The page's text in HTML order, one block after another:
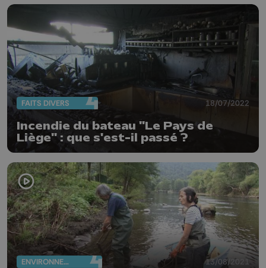
FAITS DIVERS 18/07/2022
Incendie du bateau "Le Pays de
Liège" : que s'est-il passé ?
ENVIRONNEMENT 13/08/2021